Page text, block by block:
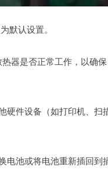
默认设置。
器是否正常工作，以确保
硬件设备（如打印机、扫
电池或将电池重新插回到